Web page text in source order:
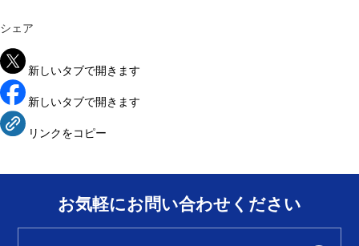
シェア
新しいタブで開きます
新しいタブで開きます
リンクをコピー
お気軽にお問い合わせください